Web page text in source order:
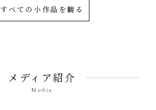
すべての小作品を観る
メディア紹介
Media